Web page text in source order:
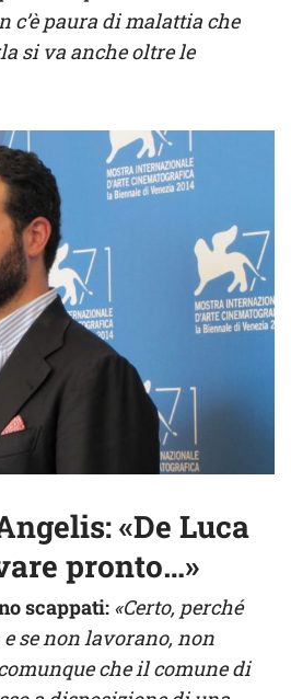
c’è paura di malattia che
si va anche oltre le
«De Luca
pronto…»
scappati: «Certo, perché
se non lavorano, non
che il comune di